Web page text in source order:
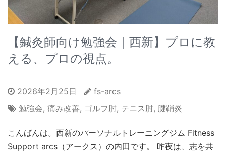
【鍼灸師向け勉強会｜西新】プロに教
える、プロの視点。
2026年2月25日
fs-arcs
勉強会, 痛み改善, ゴルフ肘, テニス肘, 腱鞘炎
こんばんは。西新のパーソナルトレーニングジム Fitness
Support arcs（アークス）の内田です。 昨夜は、志を共